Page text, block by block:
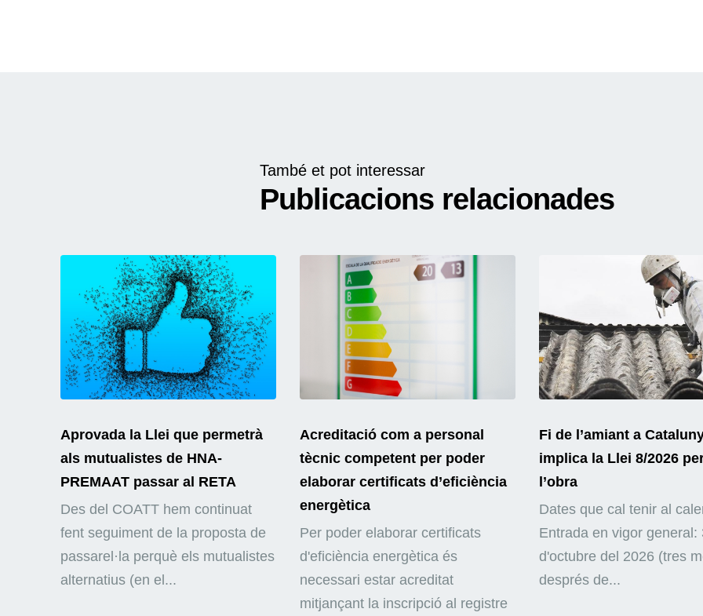
També et pot interessar
Publicacions relacionades
Aprovada la Llei que permetrà
als mutualistes de HNA-
PREMAAT passar al RETA
Des del COATT hem continuat
fent seguiment de la proposta de
passarel·la perquè els mutualistes
alternatius (en el...
Acreditació com a personal
tècnic competent per poder
elaborar certificats d’eficiència
energètica
Per poder elaborar certificats
d'eficiència energètica és
necessari estar acreditat
mitjançant la inscripció al registre
Fi de l’amiant a
implica la Llei 8/2026
l’obra
Dates que cal tenir al
Entrada en vigor general:
d'octubre del 2026 (tres
després de...